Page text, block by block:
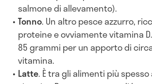
salmone di allevamento).
Tonno. Un altro pesce azzurro,
proteine e ovviamente vitamina
85 grammi per un apporto di
vitamina.
Latte. È tra gli alimenti più